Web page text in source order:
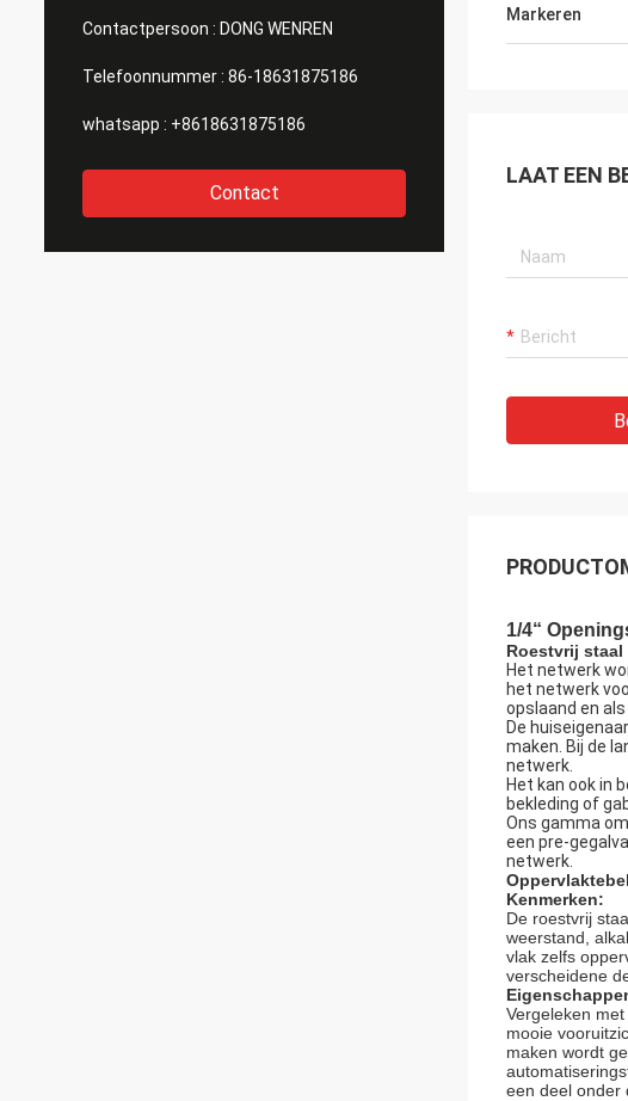
Contactpersoon : DONG WENREN
Telefoonnummer : 86-18631875186
whatsapp : +8618631875186
Contact
Markeren
LAAT EEN
1/4“
Roestvrij
Het netwerk
het netwerk
opslaand en
De
maken. Bij de
netwerk.
Het kan ook in
bekleding of
Ons gamma
een pre-
netwerk.
Kenmerken:
De roestvrij
weerstand,
vlak zelfs
verscheidene
Vergeleken
mooie
maken wordt
een deel onder